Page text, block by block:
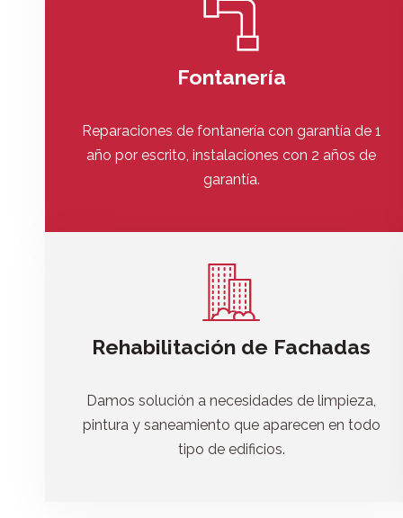
Fontanería
Reparaciones de fontanería con garantía de 1
año por escrito, instalaciones con 2 años de
garantía.
Rehabilitación de Fachadas
Damos solución a necesidades de limpieza,
pintura y saneamiento que aparecen en todo
tipo de edificios.